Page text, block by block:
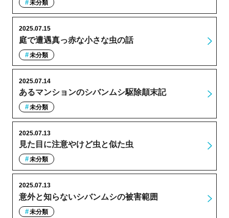
未分類
庭で遭遇真っ赤な小さな虫の話
2025.07.15
未分類
あるマンションのシバンムシ駆除顛末記
2025.07.14
未分類
見た目に注意やけど虫と似た虫
2025.07.13
未分類
意外と知らないシバンムシの被害範囲
2025.07.13
未分類